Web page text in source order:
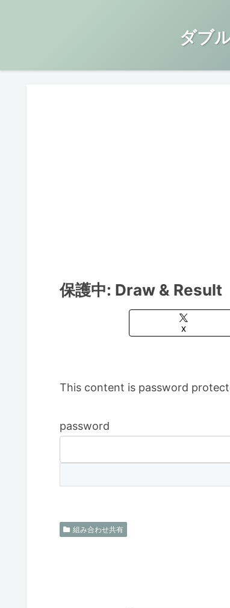
ダブ
保護中: Draw & Result
X
This content is password
password
組み合わせ共有